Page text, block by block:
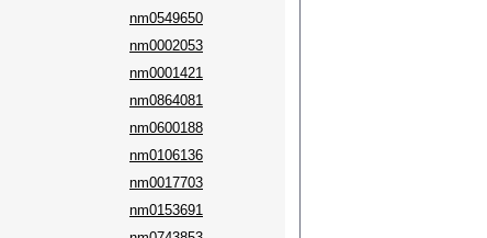
nm0549650
nm0002053
nm0001421
nm0864081
nm0600188
nm0106136
nm0017703
nm0153691